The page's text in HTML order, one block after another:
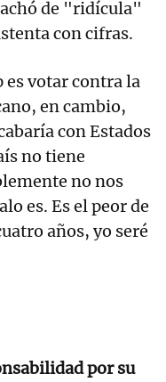
de "ridícula"
con cifras.
es votar contra la
en cambio,
con Estados
no tiene
no nos
es. Es el peor de
años, yo seré
por su